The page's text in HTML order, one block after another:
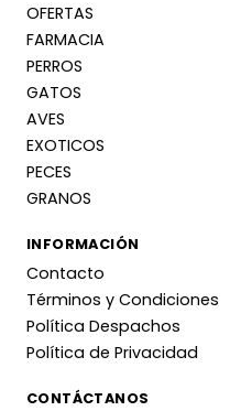
OFERTAS
FARMACIA
PERROS
GATOS
AVES
EXOTICOS
PECES
GRANOS
INFORMACIÓN
Contacto
Términos y Condiciones
Política Despachos
Política de Privacidad
CONTÁCTANOS